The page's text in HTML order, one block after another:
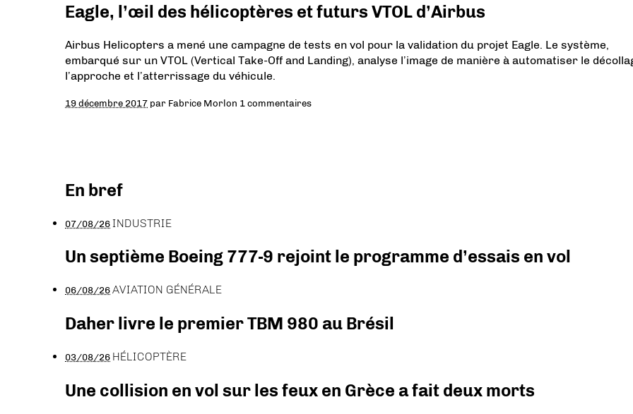
Eagle, l’œil des hélicoptères et futurs VTOL d’Airbus
Airbus Helicopters a mené une campagne de tests en vol pour la validation du projet Eagle. Le système,
embarqué sur un VTOL (Vertical Take-Off and Landing), analyse l’image de manière à automatiser le
l’approche et l’atterrissage du véhicule.
19 décembre 2017 par Fabrice Morlon 1 commentaires
En bref
07/08/26INDUSTRIE
Un septième Boeing 777-9 rejoint le programme d’essais en vol
06/08/26AVIATION GÉNÉRALE
Daher livre le premier TBM 980 au Brésil
03/08/26 HÉLICOPTÈRE
Une collision en vol sur les feux en Grèce a fait deux morts